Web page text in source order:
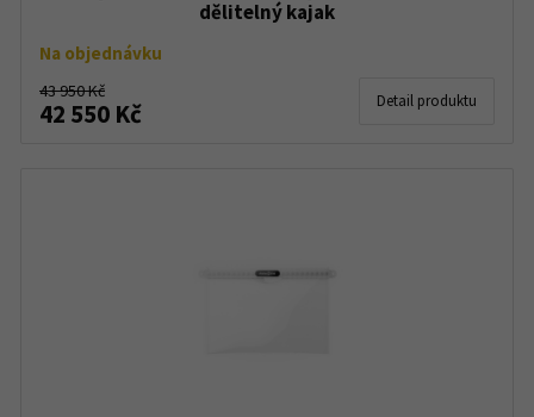
dělitelný kajak
Na objednávku
43 950 Kč
42 550 Kč Detail produktu